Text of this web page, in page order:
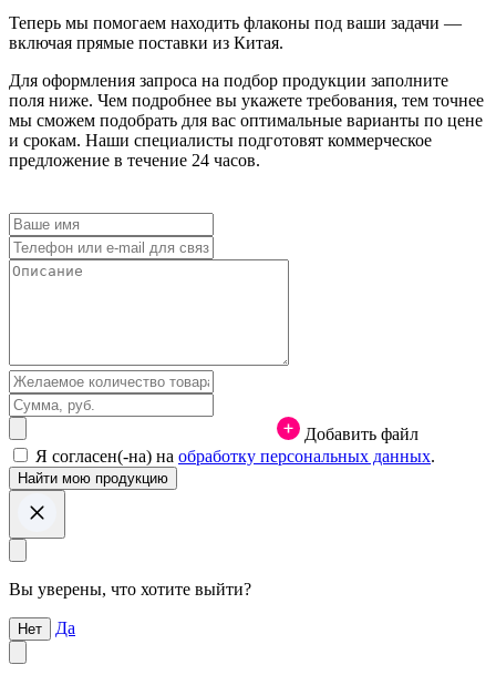
Теперь мы помогаем находить флаконы под ваши задачи —
включая прямые поставки из Китая.
Для оформления запроса на подбор продукции заполните
поля ниже. Чем подробнее вы укажете требования, тем точнее
мы сможем подобрать для вас оптимальные варианты по цене
и срокам. Наши специалисты подготовят коммерческое
предложение в течение 24 часов.
Добавить файл
Я согласен(-на) на обработку персональных данных.
Вы уверены, что хотите выйти?
Нет Да